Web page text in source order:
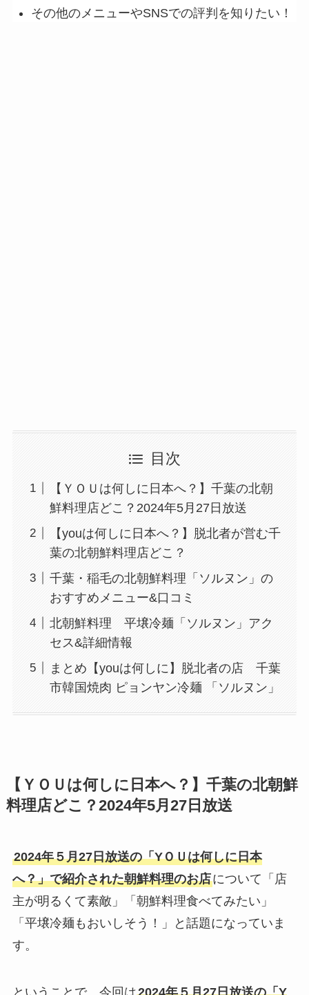
その他のメニューやSNSでの評判を知りたい！
目次
【ＹＯＵは何しに日本へ？】千葉の北朝
鮮料理店どこ？2024年5月27日放送
【youは何しに日本へ？】脱北者が営む千
葉の北朝鮮料理店どこ？
千葉・稲毛の北朝鮮料理「ソルヌン」の
おすすめメニュー&口コミ
北朝鮮料理 平壌冷麺「ソルヌン」アク
セス&詳細情報
まとめ【youは何しに】脱北者の店 千葉
市韓国焼肉 ピョンヤン冷麺 「ソルヌン」
【 ＹＯＵは何しに日本へ？ 】千葉の北朝鮮
料理店どこ？2024年5月27日放送
2024年５月27日放送の「YＯＵは何しに日本
へ？」で紹介された朝鮮料理のお店について「店
主が明るくて素敵」「朝鮮料理食べてみたい」
「平壌冷麺もおいしそう！」と話題になっていま
す。
ということで、今回は2024年５月27日放送の「Y